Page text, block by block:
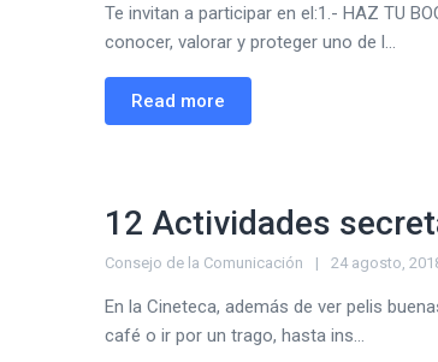
Te invitan a participar en el:1.- HAZ TU
conocer, valorar y proteger uno de l...
Read more
12 Actividades
Consejo de la Comunicación 24 agosto,
En la Cineteca, además de ver pelis
café o ir por un trago, hasta ins...